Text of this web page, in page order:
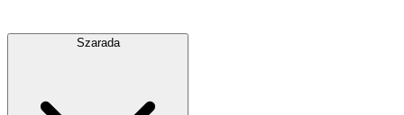
Szarada